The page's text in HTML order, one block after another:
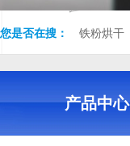
您是否在搜： 铁粉烘干
产品中心